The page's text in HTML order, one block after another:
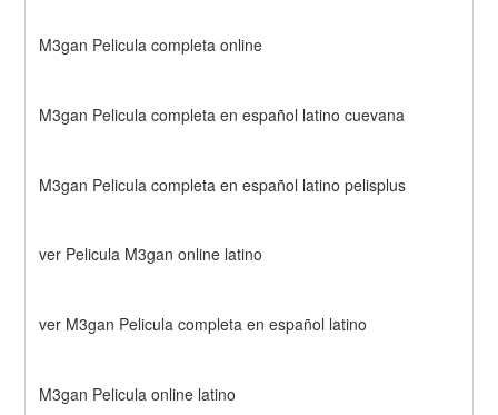
M3gan Pelicula completa online
M3gan Pelicula completa en español latino cuevana
M3gan Pelicula completa en español latino pelisplus
ver Pelicula M3gan online latino
ver M3gan Pelicula completa en español latino
M3gan Pelicula online latino